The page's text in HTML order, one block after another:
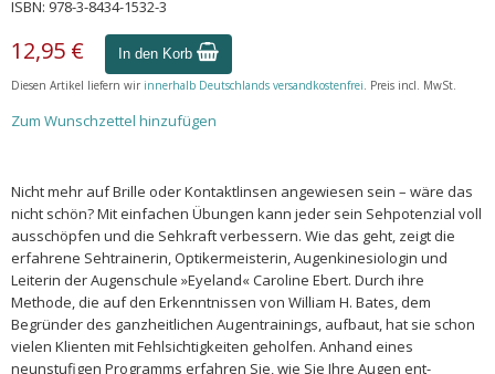
ISBN: 978-3-8434-1532-3
12,95 € In den Korb
Diesen Artikel liefern wir innerhalb Deutschlands versandkostenfrei. Preis incl. MwSt.
Zum Wunschzettel hinzufügen
Nicht mehr auf Brille oder Kontaktlinsen angewiesen sein – wäre das
nicht schön? Mit einfachen Übungen kann jeder sein Sehpotenzial voll
ausschöpfen und die Sehkraft verbessern. Wie das geht, zeigt die
erfahrene Sehtrainerin, Optikermeisterin, Augen­kinesiologin und
Leiterin der Augenschule »Eyeland« Caroline Ebert. Durch ihre
Methode, die auf den Erkenntnissen von William H. Bates, dem
Begründer des ganzheitlichen Augentrainings, aufbaut, hat sie schon
vielen Klienten mit Fehlsichtigkeiten geholfen. Anhand eines
neunstufigen Programms erfahren Sie, wie Sie Ihre Augen ent­